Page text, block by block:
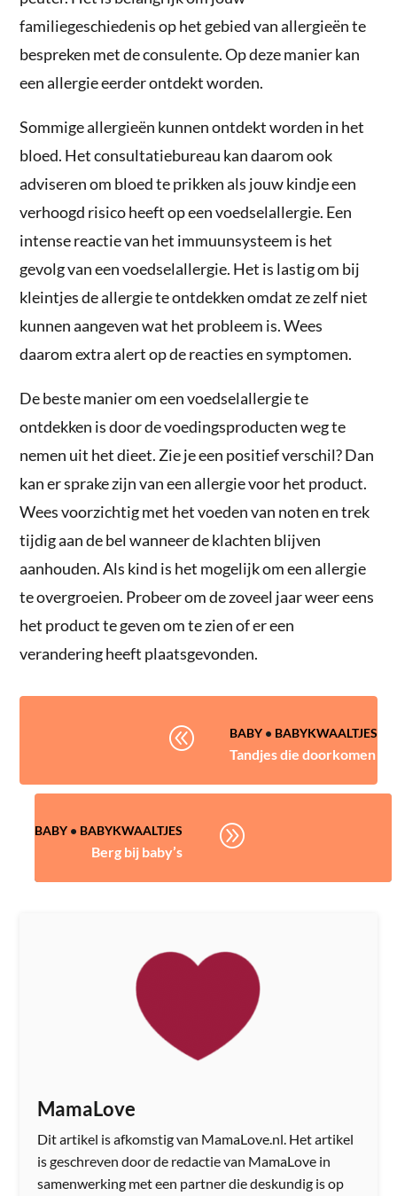
familiegeschiedenis op het gebied van allergieën te
bespreken met de consulente. Op deze manier kan
een allergie eerder ontdekt worden.
Sommige allergieën kunnen ontdekt worden in het
bloed. Het consultatiebureau kan daarom ook
adviseren om bloed te prikken als jouw kindje een
verhoogd risico heeft op een voedselallergie. Een
intense reactie van het immuunsysteem is het
gevolg van een voedselallergie. Het is lastig om bij
kleintjes de allergie te ontdekken omdat ze zelf niet
kunnen aangeven wat het probleem is. Wees
daarom extra alert op de reacties en symptomen.
De beste manier om een voedselallergie te
ontdekken is door de voedingsproducten weg te
nemen uit het dieet. Zie je een positief verschil? Dan
kan er sprake zijn van een allergie voor het product.
Wees voorzichtig met het voeden van noten en trek
tijdig aan de bel wanneer de klachten blijven
aanhouden. Als kind is het mogelijk om een allergie
te overgroeien. Probeer om de zoveel jaar weer eens
het product te geven om te zien of er een
verandering heeft plaatsgevonden.
@ BABY• BABYKWAALTJES
Tandjes die doorkomen
BABY• BABYKWAALTJES
Berg bij baby’s
A
MamaLove
Dit artikel is afkomstig van MamaLove.nl. Het artikel
is geschreven door de redactie van MamaLove in
samenwerking met een partner die deskundig is op